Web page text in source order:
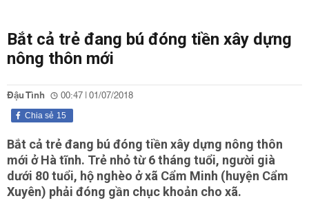
Bắt cả trẻ đang bú đóng tiền xây dựng
nông thôn mới
Đậu Tình 00:47 | 01/07/2018
15
Chia sẻ
Bắt cả trẻ đang bú đóng tiền xây dựng nông thôn
mới ở Hà tĩnh. Trẻ nhỏ từ 6 tháng tuổi, người già
dưới 80 tuổi, hộ nghèo ở xã Cẩm Minh (huyện Cẩm
Xuyên) phải đóng gần chục khoản cho xã.